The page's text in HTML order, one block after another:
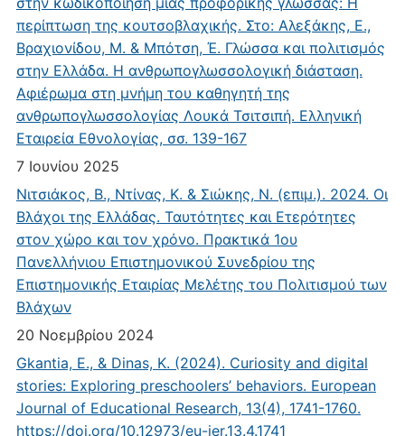
περίπτωση της κουτσοβλαχικής. Στο: Αλεξάκης, Ε.,
Βραχιονίδου, Μ. & Μπότση, Έ. Γλώσσα και πολιτισμός
στην Ελλάδα. Η ανθρωπογλωσσολογική διάσταση.
Αφιέρωμα στη μνήμη του καθηγητή της
ανθρωπογλωσσολογίας Λουκά Τσιτσιπή. Ελληνική
Εταιρεία Εθνολογίας, σσ. 139-167
7 Ιουνίου 2025
Νιτσιάκος, Β., Ντίνας, Κ. & Σιώκης, Ν. (επιμ.). 2024. Οι
Βλάχοι της Ελλάδας. Ταυτότητες και Ετερότητες
στον χώρο και τον χρόνο. Πρακτικά 1ου
Πανελλήνιου Επιστημονικού Συνεδρίου της
Επιστημονικής Εταιρίας Μελέτης του Πολιτισμού των
Βλάχων
20 Νοεμβρίου 2024
Gkantia, E., & Dinas, K. (2024). Curiosity and digital
stories: Exploring preschoolers’ behaviors. European
Journal of Educational Research, 13(4), 1741-1760.
https://doi.org/10.12973/eu-jer.13.4.1741